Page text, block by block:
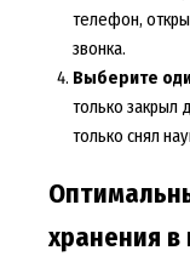
телефон,
звонка.
Выберите
только закрыл
только снял
хранения в